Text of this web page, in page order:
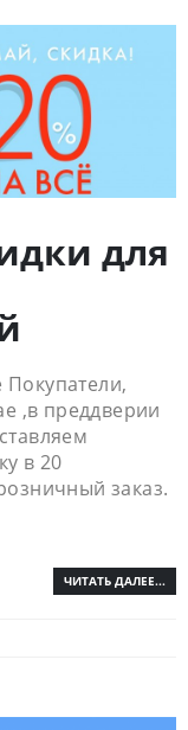
для
,в преддверии
в 20
заказ.
ЧИТАТЬ ДАЛЕЕ...